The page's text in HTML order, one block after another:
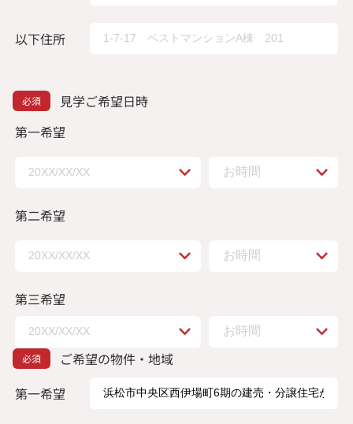
以下住所
見学ご希望日時
第一希望
第二希望
第三希望
ご希望の物件・地域
第一希望